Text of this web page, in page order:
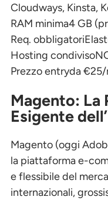
Cloudways, Kinsta,
RAM minima4 GB
Req. obbligatori
Hosting condiviso
Prezzo entryda €25/
Magento: La
Esigente
Magento (oggi
la piattaforma e-
e flessibile del
internazionali,